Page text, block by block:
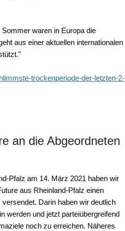
waren in Europa die
aus einer aktuellen internationalen
trockenperiode-der-letzten-2-
an die Abgeordneten
Pfalz am 14. März 2021 haben wir
aus Rheinland-Pfalz einen
Darin haben wir deutlich
werden und jetzt parteiübergreifend
noch zu erreichen. Näheres